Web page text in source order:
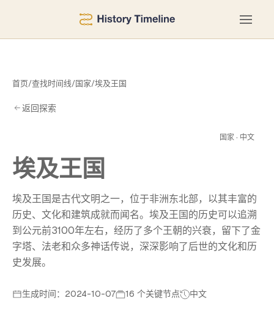
首页/查找时间线/国家/埃及王国
返回探索
国家 · 中文
埃及王国
埃及王国是古代文明之一，位于非洲东北部，以其丰富的
历史、文化和建筑成就而闻名。埃及王国的历史可以追溯
到公元前3100年左右，经历了多个王朝的兴衰，留下了金
字塔、法老和众多神话传说，深深影响了后世的文化和历
史发展。
生成时间：2024-10-07 16 个关键节点 中文